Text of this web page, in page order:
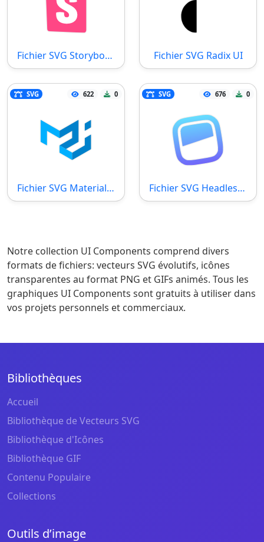
Fichier SVG Storybook Fichier SVG Radix UI
SVG 622 0
Fichier SVG Material UI
SVG 676 0
Fichier SVG Headless UI
Notre collection UI Components comprend divers
formats de fichiers: vecteurs SVG évolutifs, icônes
transparentes au format PNG et GIFs animés. Tous les
graphiques UI Components sont gratuits à utiliser dans
vos projets personnels et commerciaux.
Bibliothèques
Accueil
Bibliothèque de Vecteurs SVG
Bibliothèque d'Icônes
Bibliothèque GIF
Contenu Populaire
Collections
Outils d’image